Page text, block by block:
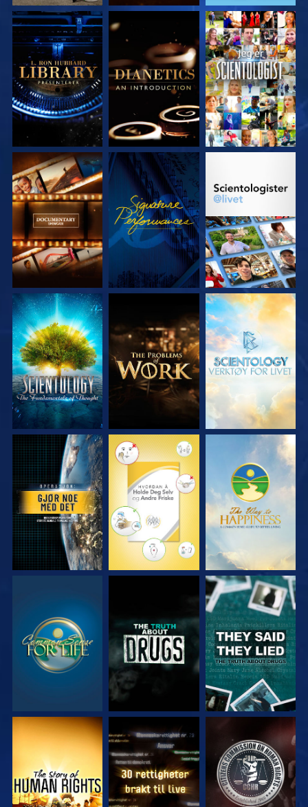
UTFORSK SERIEN UTFORSK SERIEN SE
UTFORSK SERIEN SE UTFORSK SERIEN
UTFORSK SERIEN UTFORSK SERIEN UTFORSK SERIEN
SE SE SE
SE SE
SE SE SE